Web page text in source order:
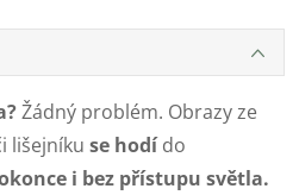
Žádný problém. Obrazy ze
lišejníku se hodído
i bez přístupu světla.